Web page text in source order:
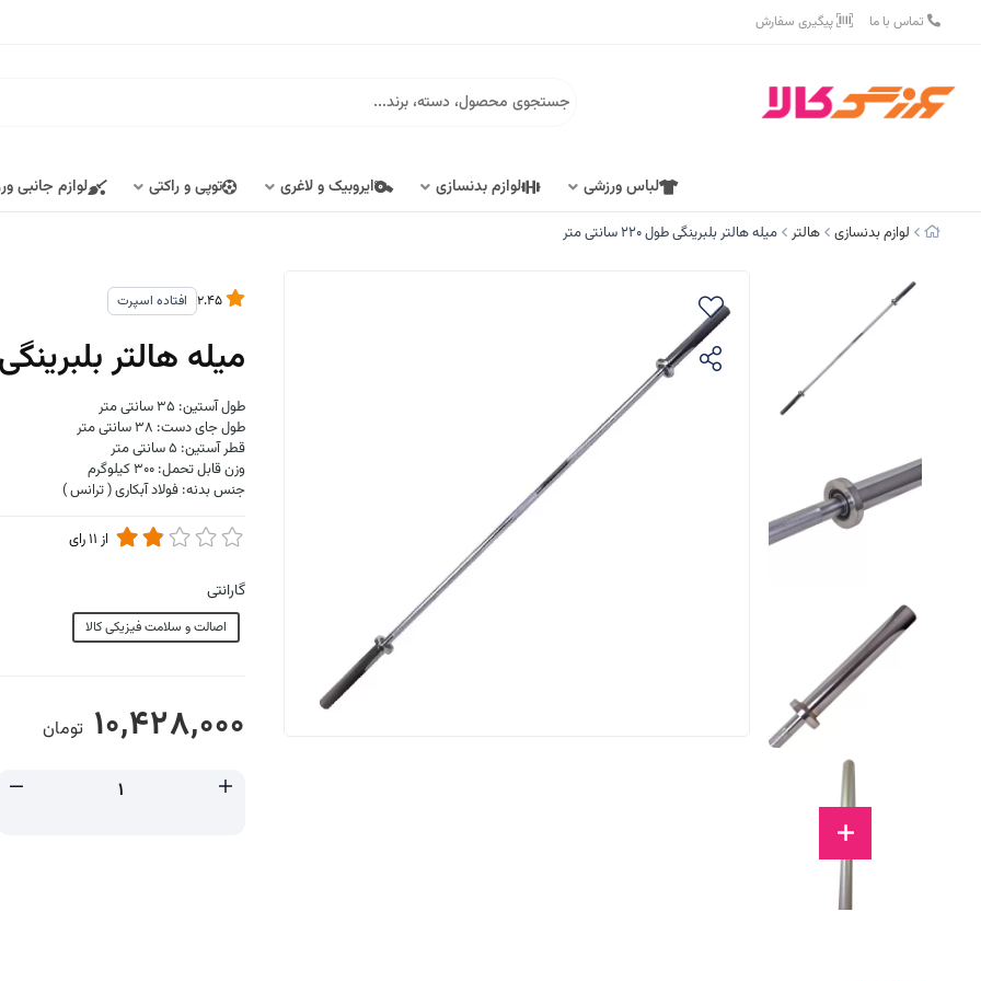
تماس با ما پیگیری سفارش
لباس ورزشی لوازم بدنسازی ایروبیک و لاغری توپی و راکتی لوازم جانبی
لوازم بدنسازی هالتر میله هالتر بلبرینگی طول 220 سانتی متر
افتاده اسپرت
میله هالتر بلبرینگی طول 220
طول آستین: 35 سانتی متر
طول جای دست: 38 سانتی متر
قطر آستین: 5 سانتی متر
وزن قابل تحمل: 300 کیلوگرم
جنس بدنه: فولاد آبکاری ( ترانس )
از 11رای
گارانتی
اصالت و سلامت فیزیکی کالا
10,428,000 تومان